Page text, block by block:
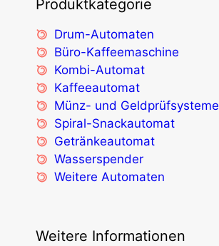
Produktkategorie
Drum-Automaten
Büro-Kaffeemaschine
Kombi-Automat
Kaffeeautomat
Münz- und Geldprüfsysteme
Spiral-Snackautomat
Getränkeautomat
Wasserspender
Weitere Automaten
Weitere Informationen